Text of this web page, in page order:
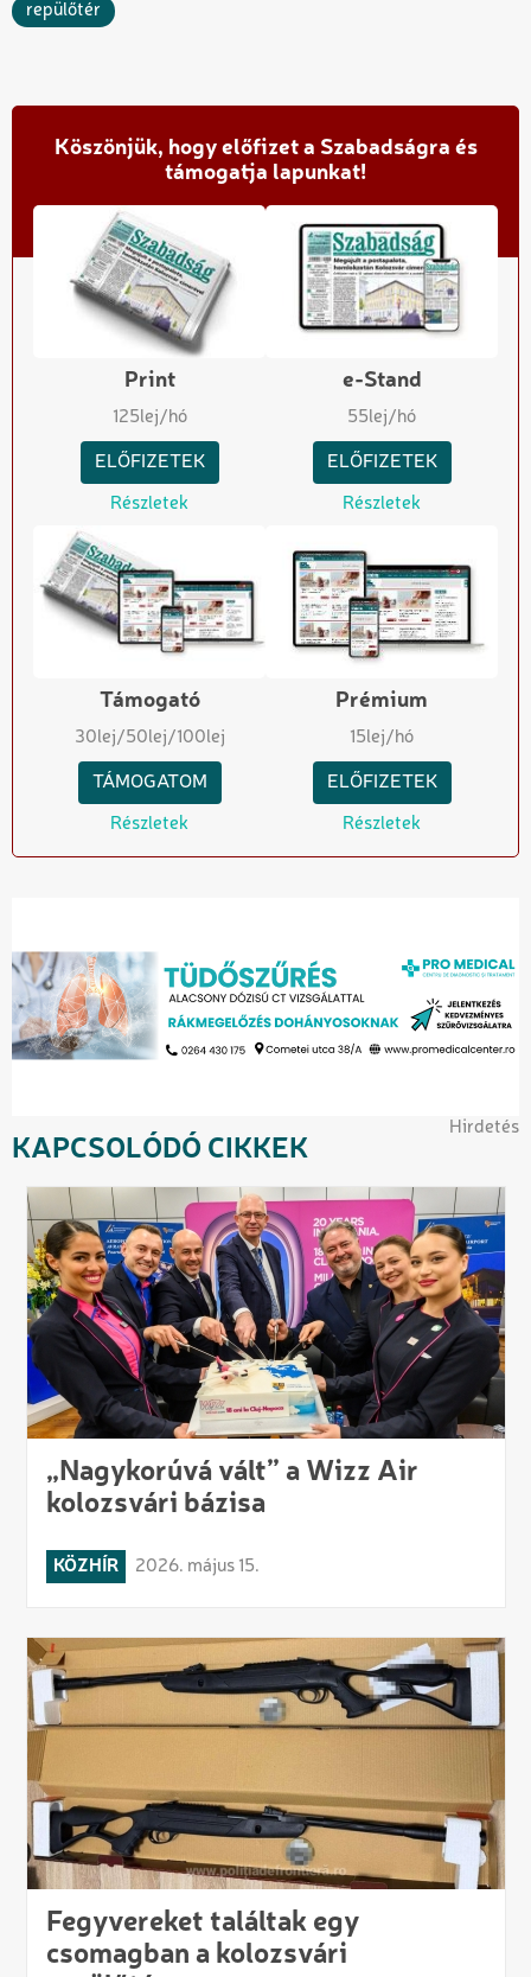
repülőtér
Köszönjük, hogy előfizet a Szabadságra és
támogatja lapunkat!
Print
125lej/hó
ELŐFIZETEK
Részletek
e-Stand
55lej/hó
ELŐFIZETEK
Részletek
Támogató
30lej/50lej/100lej
TÁMOGATOM
Részletek
Prémium
15lej/hó
ELŐFIZETEK
Részletek
Hirdetés
KAPCSOLÓDÓ CIKKEK
„Nagykorúvá vált” a Wizz Air
kolozsvári bázisa
KÖZHÍR 2026. május 15.
Fegyvereket találtak egy
csomagban a kolozsvári